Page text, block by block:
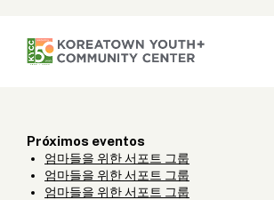
Próximos eventos
엄마들을 위한 서포트 그룹
엄마들을 위한 서포트 그룹
엄마들을 위한 서포트 그룹